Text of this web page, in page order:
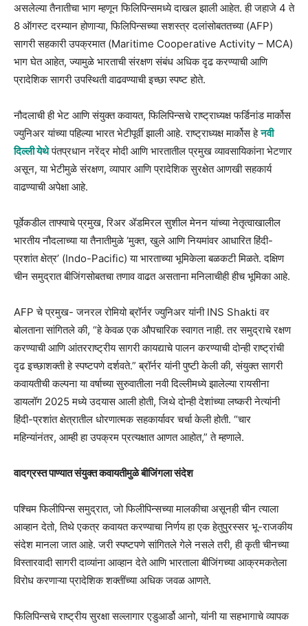
असलेल्या तैनातीचा भाग म्हणून फिलिपिन्समध्ये दाखल झाली आहेत. ही जहाजे 4 ते
8 ऑगस्ट दरम्यान होणाऱ्या, फिलिपिन्सच्या सशस्त्र दलांसोबततच्या (AFP)
सागरी सहकारी उपक्रमात (Maritime Cooperative Activity – MCA)
भाग घेत आहेत, ज्यामुळे भारताची संरक्षण संबंध अधिक दृढ करण्याची आणि
प्रादेशिक सागरी उपस्थिती वाढवण्याची इच्छा स्पष्ट होते.
नौदलाची ही भेट आणि संयुक्त कवायत, फिलिपिन्सचे राष्ट्राध्यक्ष फर्डिनांड मार्कोस
ज्युनिअर यांच्या पहिल्या भारत भेटीपूर्वी झाली आहे. राष्ट्राध्यक्ष मार्कोस हेनवी
दिल्ली येथेपंतप्रधान नरेंद्र मोदी आणि भारतातील प्रमुख व्यावसायिकांना भेटणार
असून, या भेटीमुळे संरक्षण, व्यापार आणि प्रादेशिक सुरक्षेत आणखी सहकार्य
वाढण्याची अपेक्षा आहे.
पूर्वेकडील ताफ्याचे प्रमुख, रिअर ॲडमिरल सुशील मेनन यांच्या नेतृत्वाखालील
भारतीय नौदलाच्या या तैनातीमुळे ‘मुक्त, खुले आणि नियमांवर आधारित हिंदी-
प्रशांत क्षेत्र’ (Indo-Pacific) या भारताच्या भूमिकेला बळकटी मिळते. दक्षिण
चीन समुद्रात बीजिंगसोबतचा तणाव वाढत असताना मनिलाचीही हीच भूमिका आहे.
AFP चे प्रमुख- जनरल रोमियो ब्रॉर्नर ज्युनिअर यांनी INS Shakti वर
बोलताना सांगितले की, “हे केवळ एक औपचारिक स्वागत नाही. तर समुद्राचे रक्षण
करण्याची आणि आंतरराष्ट्रीय सागरी कायद्याचे पालन करण्याची दोन्ही राष्ट्रांची
दृढ इच्छाशक्ती हे स्पष्टपणे दर्शवते.” ब्रॉर्नर यांनी पुष्टी केली की, संयुक्त सागरी
कवायतीची कल्पना या वर्षाच्या सुरुवातीला नवी दिल्लीमध्ये झालेल्या रायसीना
डायलॉग 2025 मध्ये उदयास आली होती, जिथे दोन्ही देशांच्या लष्करी नेत्यांनी
हिंदी-प्रशांत क्षेत्रातील धोरणात्मक सहकार्यावर चर्चा केली होती. “चार
महिन्यांनंतर, आम्ही हा उपक्रम प्रत्यक्षात आणत आहोत,” ते म्हणाले.
वादग्रस्त पाण्यात संयुक्त कवायतीमुळे बीजिंगला संदेश
पश्चिम फिलीपिन्स समुद्रात, जो फिलीपिन्सच्या मालकीचा असूनही चीन त्याला
आव्हान देतो, तिथे एकत्र कवायत करण्याचा निर्णय हा एक हेतुपुरस्सर भू-राजकीय
संदेश मानला जात आहे. जरी स्पष्टपणे सांगितले गेले नसले तरी, ही कृती चीनच्या
विस्तारवादी सागरी दाव्यांना आव्हान देते आणि भारताला बीजिंगच्या आक्रमकतेला
विरोध करणाऱ्या प्रादेशिक शक्तींच्या अधिक जवळ आणते.
फिलिपिन्सचे राष्ट्रीय सुरक्षा सल्लागार एडुआर्डो आनो, यांनी या सहभागाचे व्यापक